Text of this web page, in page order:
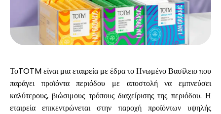
Επικοινωνήστε μαζί μας
Βοήθεια
ΤοTOTMείναι μια εταιρεία με έδρα το Ηνωμένο Βασίλειο που
παράγει προϊόντα περιόδου με αποστολή να εμπνεύσει
καλύτερους, βιώσιμους τρόπους διαχείρισης της περιόδου. Η
εταιρεία επικεντρώνεται στην παροχή προϊόντων υψηλής